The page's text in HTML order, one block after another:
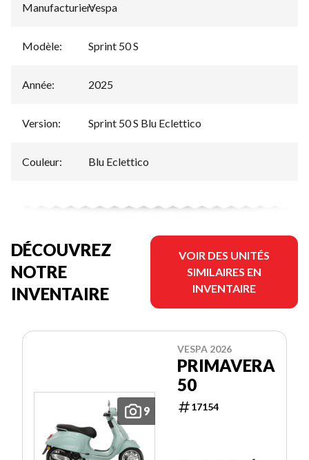
Manufacturier:
Vespa
Modèle: Sprint 50 S
Année: 2025
Version: Sprint 50 S Blu Eclettico
Couleur: Blu Eclettico
DÉCOUVREZ
NOTRE
INVENTAIRE
VOIR DES UNITÉS
SIMILAIRES EN
INVENTAIRE
9
VESPA 2026
PRIMAVERA
50
17154